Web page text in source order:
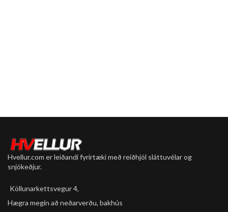
Hvellur.com er leiðandi fyrirtæki með reiðhjól sláttuvélar og
snjókeðjur.
Köllunarkettsvegur 4,
Hægra megin að neðarverðu, bakhús